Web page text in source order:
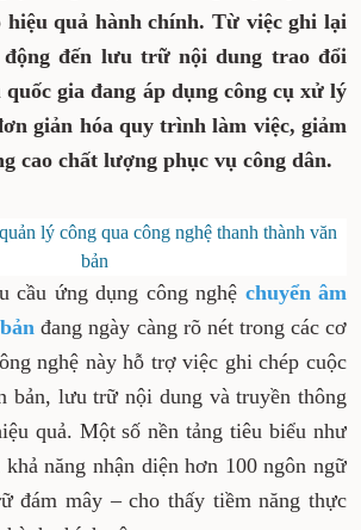
hiệu quả hành chính. Từ việc ghi lại
đến lưu trữ nội dung trao đổi
gia đang áp dụng công cụ xử lý
giản hóa quy trình làm việc, giảm
cao chất lượng phục vụ công dân.
lý công qua công nghệ thanh thành văn
bản
cầu ứng dụng công nghệ chuyển âm
đang ngày càng rõ nét trong các cơ
nghệ này hỗ trợ việc ghi chép cuộc
bản, lưu trữ nội dung và truyền thông
quả. Một số nền tảng tiêu biểu như
năng nhận diện hơn 100 ngôn ngữ
đám mây – cho thấy tiềm năng thực